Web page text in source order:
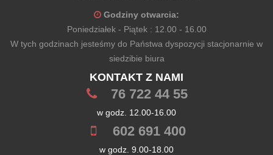
Godziny otwarcia:
Poniedziałek - Piątek : 12.00 - 16.00
W tych godzinach jesteśmy do Państwa dyspozycji stacjonarnie w
siedzibie biura
KONTAKT Z NAMI
76 722 44 55
w godz. 12.00-16.00
602 691 400
w godz. 9.00-18.00